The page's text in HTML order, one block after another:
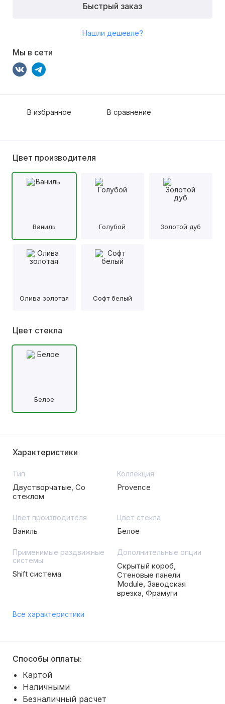
Быстрый заказ
Нашли дешевле?
Мы в сети
В избранное В сравнение
Цвет производителя
Ваниль Голубой Золотой дуб
Олива золотая Софт белый
Цвет стекла
Белое
Характеристики
Тип
Двустворчатые, Со
стеклом
Коллекция
Provence
Цвет производителя
Ваниль
Цвет стекла
Белое
Применимые раздвижные
системы
Shift система
Дополнительные опции
Скрытый короб,
Стеновые панели
Module, Заводская
врезка, Фрамуги
Все характеристики
Способы оплаты:
Картой
Наличными
Безналичный расчет